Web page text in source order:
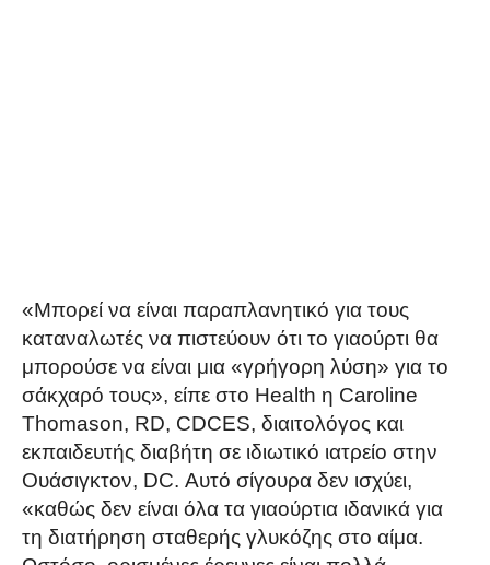
«Μπορεί να είναι παραπλανητικό για τους
καταναλωτές να πιστεύουν ότι το γιαούρτι θα
μπορούσε να είναι μια «γρήγορη λύση» για το
σάκχαρό τους», είπε στο Health η Caroline
Thomason, RD, CDCES, διαιτολόγος και
εκπαιδευτής διαβήτη σε ιδιωτικό ιατρείο στην
Ουάσιγκτον, DC. Αυτό σίγουρα δεν ισχύει,
«καθώς δεν είναι όλα τα γιαούρτια ιδανικά για
τη διατήρηση σταθερής γλυκόζης στο αίμα.